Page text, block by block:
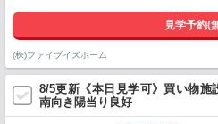
見学予約(
(株)ファイブイズホーム
8/5更新《本日見学可》買い物
南向き陽当り良好